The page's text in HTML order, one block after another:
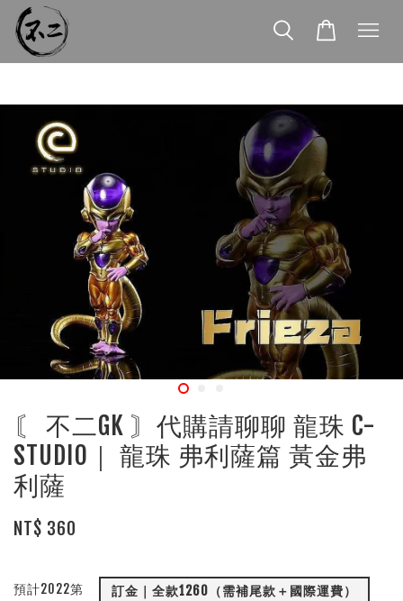
〘 不二GK 〙代購請聊聊 龍珠 C-
STUDIO｜ 龍珠 弗利薩篇 黃金弗
利薩
NT$ 360
預計2022第
訂金｜全款1260（需補尾款＋國際運費）